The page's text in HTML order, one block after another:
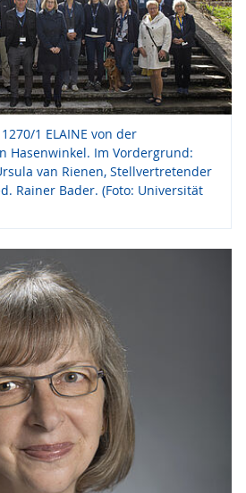
1 ELAINE von der
Hasenwinkel. Im Vordergrund:
van Rienen, Stellvertretender
Rainer Bader. (Foto: Universität